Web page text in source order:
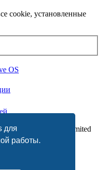
для
работы.
cookie, установленные
OS
Software © phpBB Limited